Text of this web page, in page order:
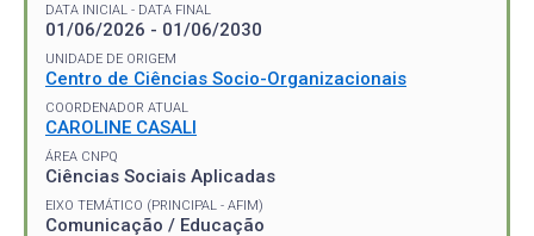
DATA INICIAL - DATA FINAL
01/06/2026 - 01/06/2030
UNIDADE DE ORIGEM
Centro de Ciências Socio-Organizacionais
COORDENADOR ATUAL
CAROLINE CASALI
ÁREA CNPQ
Ciências Sociais Aplicadas
EIXO TEMÁTICO (PRINCIPAL - AFIM)
Comunicação / Educação